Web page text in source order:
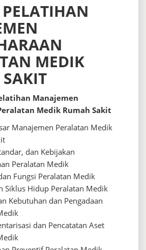
MEDIK
Manajemen
Medik Rumah Sakit
Manajemen Peralatan Medik
dan Kebijakan
Peralatan Medik
Fungsi Peralatan Medik
Siklus Hidup Peralatan Medik
Kebutuhan dan Pengadaan
dan Pencatatan Aset